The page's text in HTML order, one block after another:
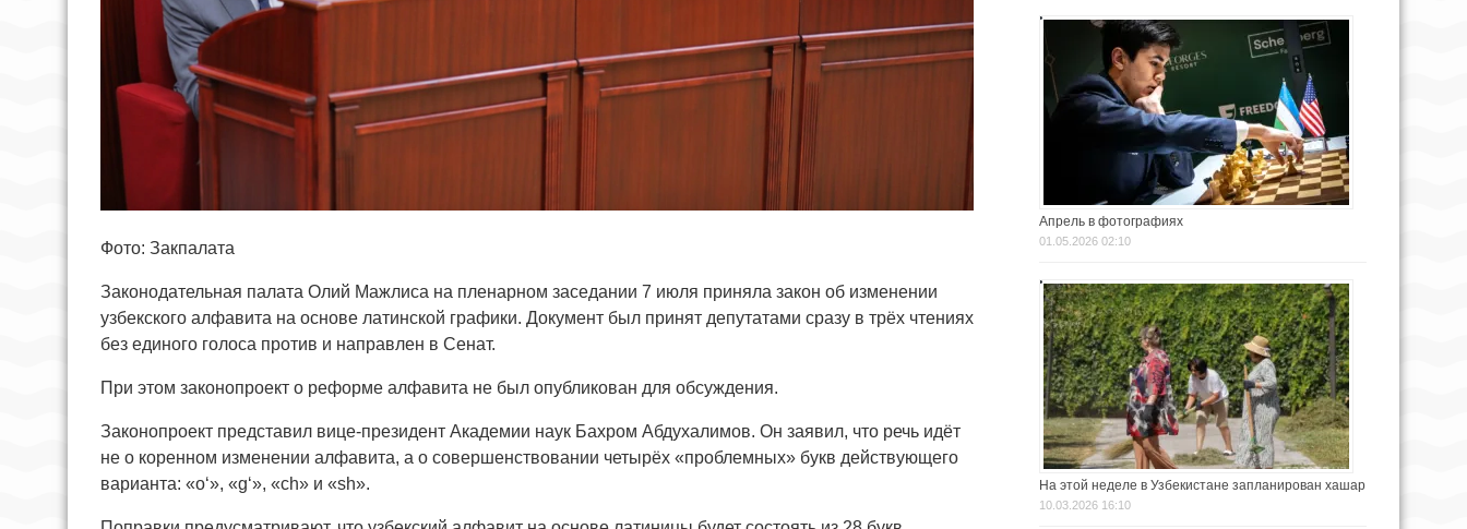
Фото: Закпалата
Законодательная палата Олий Мажлиса на пленарном заседании 7 июля приняла закон об изменении
узбекского алфавита на основе латинской графики. Документ был принят депутатами сразу в трёх чтениях
без единого голоса против и направлен в Сенат.
При этом законопроект о реформе алфавита не был опубликован для обсуждения.
Законопроект представил вице-президент Академии наук Бахром Абдухалимов. Он заявил, что речь идёт
не о коренном изменении алфавита, а о совершенствовании четырёх «проблемных» букв действующего
варианта: «o‘», «g‘», «ch» и «sh».
Апрель в фотографиях
01.05.2026 02:10
На этой неделе в Узбекистане запланирован хашар
10.03.2026 16:10